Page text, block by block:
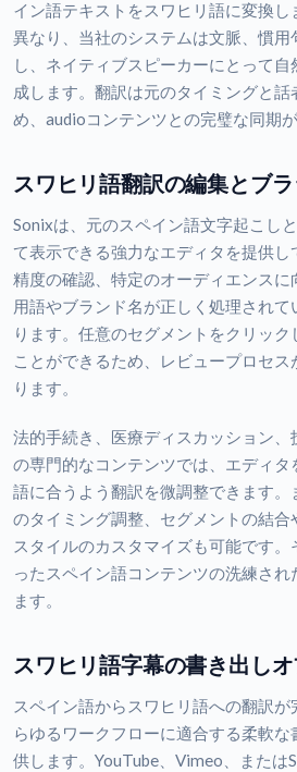
イン語テキストをスワヒリ語に変換
異なり、当社のシステムは文脈、慣
し、ネイティブスピーカーにとって
成します。翻訳は元のタイミングと話
め、audioコンテンツとの完璧な同期が
スワヒリ語翻訳の編集とブ
Sonixは、元のスペイン語文字起こし
て表示できる強力なエディタを提供し
精度の確認、特定のオーディエンス
用語やブランド名が正しく処理され
ります。任意のセグメントをクリック
ことができるため、レビュープロセ
ります。
法的手続き、医療ディスカッション
の専門的なコンテンツでは、エディ
語に合うよう翻訳を微調整できます
のタイミング調整、セグメントの結
スタイルのカスタマイズも可能です
ったスペイン語コンテンツの洗練さ
ます。
スワヒリ語字幕の書き出し
スペイン語からスワヒリ語への翻訳
らゆるワークフローに適合する柔軟
供します。YouTube、Vimeo、または